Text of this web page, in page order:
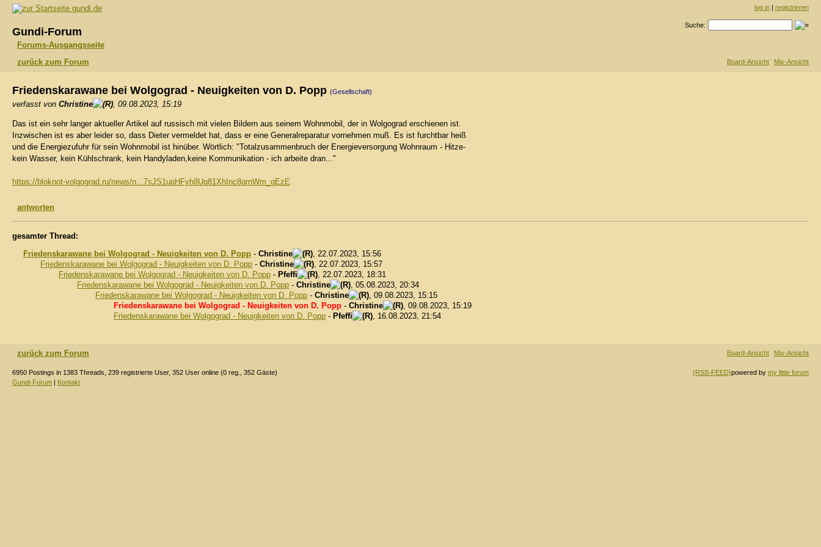
gundi.de
Gundi-Forum
Forums-Ausgangsseite
log in | registrieren
Suche:
zurück zum Forum Board-Ansicht Mix-Ansicht
Friedenskarawane bei Wolgograd - Neuigkeiten von D. Popp (Gesellschaft)
verfasst von Christine , 09.08.2023, 15:19
Das ist ein sehr langer aktueller Artikel auf russisch mit vielen Bildern aus seinem Wohnmobil, der in Wolgograd erschienen ist.
Inzwischen ist es aber leider so, dass Dieter vermeldet hat, dass er eine Generalreparatur vornehmen muß. Es ist furchtbar heiß
und die Energiezufuhr für sein Wohnmobil ist hinüber. Wörtlich: "Totalzusammenbruch der Energieversorgung Wohnraum - Hitze-
kein Wasser, kein Kühlschrank, kein Handyladen,keine Kommunikation - ich arbeite dran..."
https://bloknot-volgograd.ru/news/n...7sJS1upHFyh8Uq81XhInc8qrnWm_gEzE
antworten
gesamter Thread:
Friedenskarawane bei Wolgograd - Neuigkeiten von D. Popp - Christine
, 22.07.2023, 15:56
Friedenskarawane bei Wolgograd - Neuigkeiten von D. Popp - Christine
, 22.07.2023, 15:57
Friedenskarawane bei Wolgograd - Neuigkeiten von D. Popp - Pfeffi
, 22.07.2023, 18:31
Friedenskarawane bei Wolgograd - Neuigkeiten von D. Popp - Christine
, 05.08.2023, 20:34
Friedenskarawane bei Wolgograd - Neuigkeiten von D. Popp - Christine
, 09.08.2023, 15:15
Friedenskarawane bei Wolgograd - Neuigkeiten von D. Popp - Christine
, 09.08.2023, 15:19
Friedenskarawane bei Wolgograd - Neuigkeiten von D. Popp - Pfeffi , 16.08.2023, 21:54
zurück zum Forum Board-Ansicht Mix-Ansicht
6950 Postings in 1383 Threads, 239 registrierte User, 352 User online (0 reg., 352 Gäste)
Gundi-Forum | Kontakt
{RSS-FEED}powered by my little forum